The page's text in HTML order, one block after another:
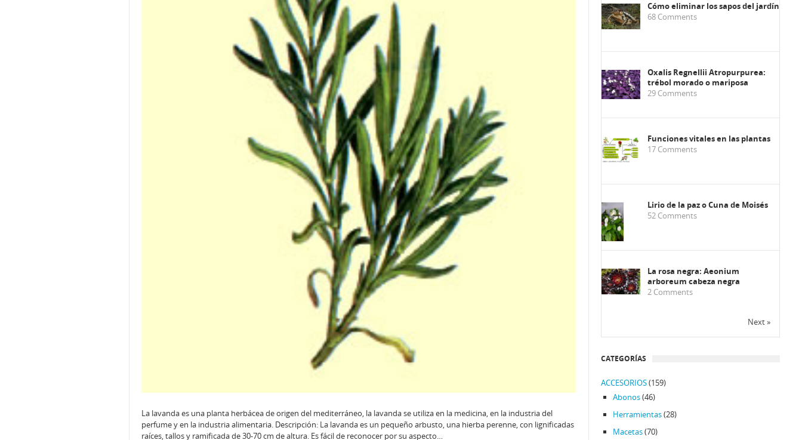
La lavanda es una planta herbácea de origen del mediterráneo, la lavanda se utiliza en la medicina, en la industria del
perfume y en la industria alimentaria. Descripción: La lavanda es un pequeño arbusto, una hierba perenne, con lignificadas
raíces, tallos y ramificada de 30-70 cm de altura. Es fácil de reconocer por su aspecto…
Cómo eliminar los sapos del jardín
68 Comments
Oxalis Regnellii Atropurpurea:
trébol morado o mariposa
29 Comments
Funciones vitales en las plantas
17 Comments
Lirio de la paz o Cuna de Moisés
52 Comments
La rosa negra: Aeonium
arboreum cabeza negra
2 Comments
Next »
CATEGORÍAS
ACCESORIOS(159)
Abonos(46)
Herramientas(28)
Macetas(70)